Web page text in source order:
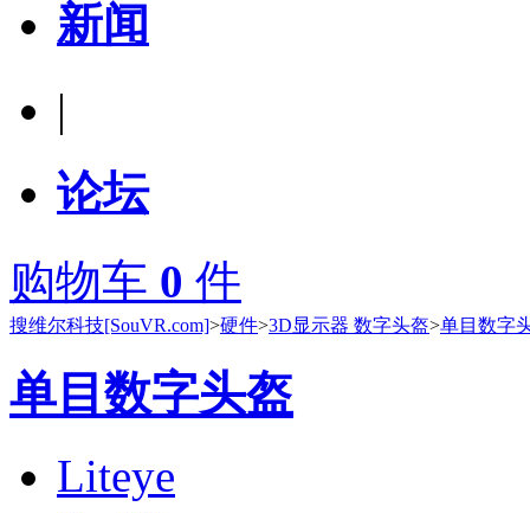
新闻
|
论坛
购物车 0 件
搜维尔科技[SouVR.com]>硬件>3D显示器 数字头盔>单目数字
单目数字头盔
Liteye